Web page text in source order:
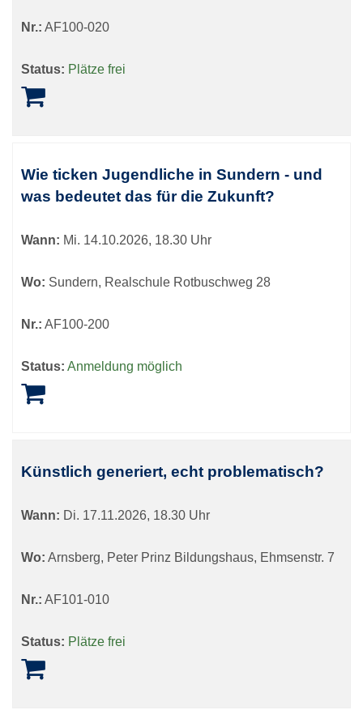
Nr.: AF100-020
Status: Plätze frei
Wie ticken Jugendliche in Sundern - und
was bedeutet das für die Zukunft?
Wann: Mi. 14.10.2026, 18.30 Uhr
Wo: Sundern, Realschule Rotbuschweg 28
Nr.: AF100-200
Status: Anmeldung möglich
Künstlich generiert, echt problematisch?
Wann: Di. 17.11.2026, 18.30 Uhr
Wo: Arnsberg, Peter Prinz Bildungshaus, Ehmsenstr. 7
Nr.: AF101-010
Status: Plätze frei